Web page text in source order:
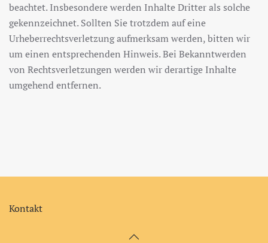
beachtet. Insbesondere werden Inhalte Dritter als solche
gekennzeichnet. Sollten Sie trotzdem auf eine
Urheberrechtsverletzung aufmerksam werden, bitten wir
um einen entsprechenden Hinweis. Bei Bekanntwerden
von Rechtsverletzungen werden wir derartige Inhalte
umgehend entfernen.
Kontakt